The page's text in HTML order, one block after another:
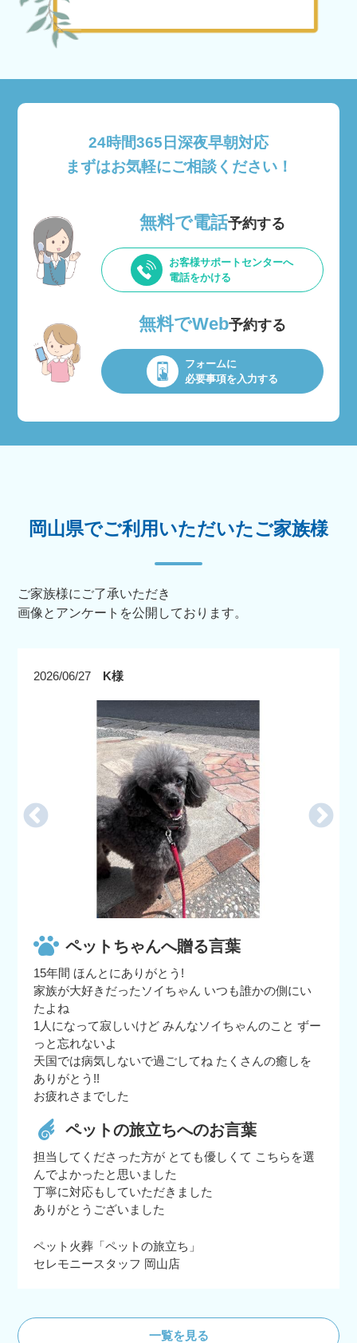
24時間365日深夜早朝対応
まずはお気軽にご相談ください！
無料で電話予約する
お客様サポートセンターへ
電話をかける
無料でWeb予約する
フォームに
必要事項を入力する
岡山県でご利用いただいたご家族様
ご家族様にご了承いただき
画像とアンケートを公開しております。
2026/06/27 K様
ペットちゃんへ贈る言葉
15年間 ほんとにありがとう!
家族が大好きだったソイちゃん いつも誰かの側にい
たよね
1人になって寂しいけど みんなソイちゃんのこと ずー
っと忘れないよ
天国では病気しないで過ごしてね たくさんの癒しを
ありがとう!!
お疲れさまでした
ペットの旅立ちへのお言葉
担当してくださった方が とても優しくて こちらを選
んでよかったと思いました
丁寧に対応もしていただきました
ありがとうございました
ペット火葬「ペットの旅立ち」
セレモニースタッフ 岡山店
一覧を見る